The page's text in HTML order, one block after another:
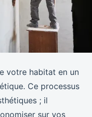
votre habitat en un
Ce processus
; il
sur vos